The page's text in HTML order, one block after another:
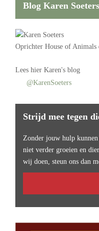
Blog Karen Soeters
Oprichter House of Animals
Lees hier Karen's blog
@KarenSoeters
Strijd mee tegen
Zonder jouw hulp
niet verder groeien en
wij doen, steun ons dan